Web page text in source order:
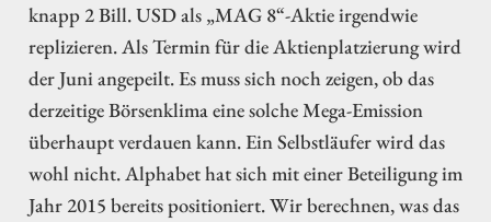
knapp 2 Bill. USD als „MAG 8“-Aktie irgendwie
replizieren. Als Termin für die Aktienplatzierung wird
der Juni angepeilt. Es muss sich noch zeigen, ob das
derzeitige Börsenklima eine solche Mega-Emission
überhaupt verdauen kann. Ein Selbstläufer wird das
wohl nicht. Alphabet hat sich mit einer Beteiligung im
Jahr 2015 bereits positioniert. Wir berechnen, was das